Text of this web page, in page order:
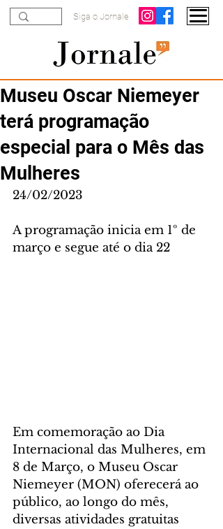
Siga o Jornale
Museu Oscar Niemeyer
terá programação
especial para o Mês das
Mulheres
24/02/2023
A programação inicia em 1º de
março e segue até o dia 22
Em comemoração ao Dia
Internacional das Mulheres, em
8 de Março, o Museu Oscar
Niemeyer (MON) oferecerá ao
público, ao longo do mês,
diversas atividades gratuitas